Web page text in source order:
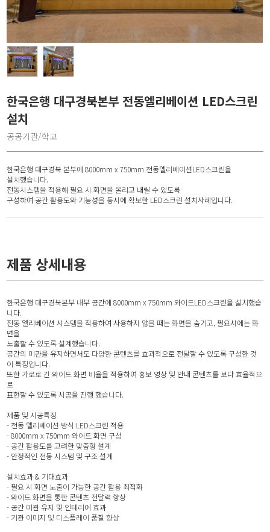
한국은행 대구경북본부 전동엘리베이션 LED스크린
설치
공공기관/학교
한국은행 대구경북 본부에 8000mm x 750mm 전동엘리베이션LED스크린을
설치했습니다.
전동시스템을 적용해 필요 시 화면을 올리고 내릴 수 있도록
구성하여 공간 활용도와 기능성을 동시에 확보한 LED스크린 설치사례입니다.
제품 상세내용
한국은행 대구경북본부 내부 공간에 8000mm x 750mm 와이드LED스크린을 설치했습
니다.
전동 엘리베이션 시스템을 적용하여 사용하지 않을 때는 화면을 숨기고, 필요시에는 화
면을
노출할 수 있도록 설계했습니다.
공간의 미관을 유지하면서도 다양한 콘텐츠를 효과적으로 전달할 수 있도록 구성한 것
이 특징입니다.
또한 가로로 긴 와이드 화면 비율을 적용하여 홍보 영상 및 안내 콘텐츠를 보다 효율적으
로
표현할 수 있도록 시공을 진행 했습니다.
제품 및 시공특징
- 전동 엘리베이션 방식 LED스크린 적용
- 8000mm x 750mm 와이드 화면 구성
- 공간 활용도를 고려한 맞춤형 설계
- 안정적인 전동 시스템 및 구조 설계
설치효과 & 기대효과
- 필요 시 화면 노출이 가능한 공간 활용 최적화
- 와이드 화면을 통한 콘텐츠 전달력 향상
- 공간 미관 유지 및 인테리어 효과
- 기관 이미지 및 디스플레이 품질 향상